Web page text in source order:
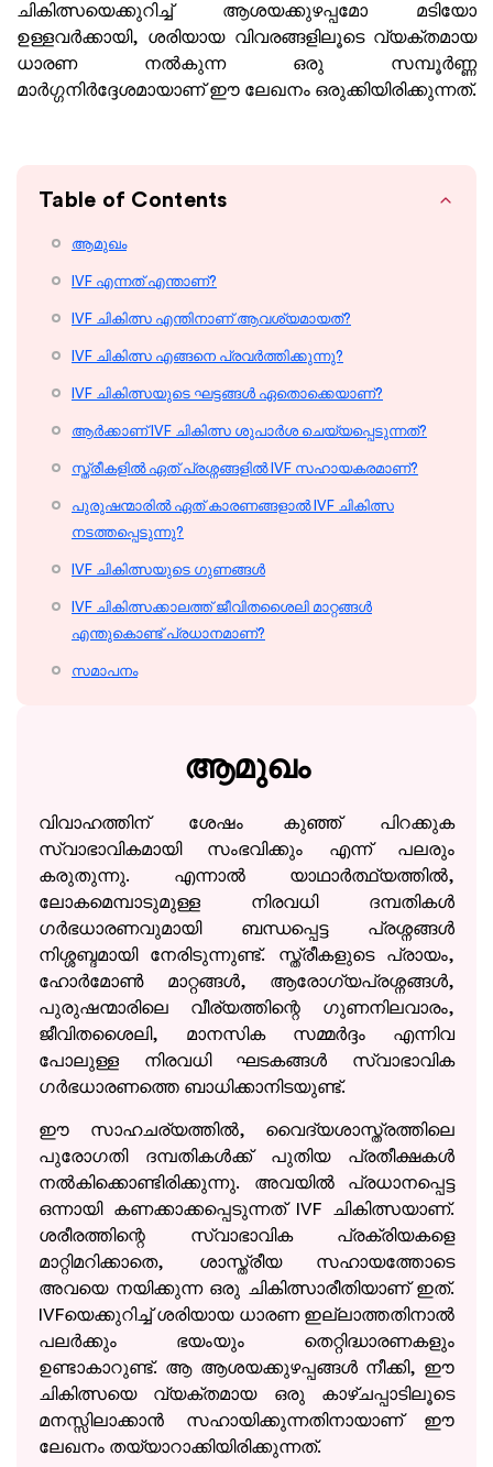
ചികിത്സയെക്കുറിച്ച് ആശയക്കുഴപ്പമോ മടിയോ
ഉള്ളവർക്കായി, ശരിയായ വിവരങ്ങളിലൂടെ വ്യക്തമായ
ധാരണ നൽകുന്ന ഒരു സമ്പൂർണ്ണ
മാർഗ്ഗനിർദ്ദേശമായാണ് ഈ ലേഖനം ഒരുക്കിയിരിക്കുന്നത്.
Table of Contents
ആമുഖം
IVF എന്നത് എന്താണ്?
IVF ചികിത്സ എന്തിനാണ് ആവശ്യമായത്?
IVF ചികിത്സ എങ്ങനെ പ്രവർത്തിക്കുന്നു?
IVF ചികിത്സയുടെ ഘട്ടങ്ങൾ ഏതൊക്കെയാണ്?
ആർക്കാണ് IVF ചികിത്സ ശുപാർശ ചെയ്യപ്പെടുന്നത്?
സ്ത്രീകളിൽ ഏത് പ്രശ്നങ്ങളിൽ IVF സഹായകരമാണ്?
പുരുഷന്മാരിൽ ഏത് കാരണങ്ങളാൽ IVF ചികിത്സ
നടത്തപ്പെടുന്നു?
IVF ചികിത്സയുടെ ഗുണങ്ങൾ
IVF ചികിത്സക്കാലത്ത് ജീവിതശൈലി മാറ്റങ്ങൾ
എന്തുകൊണ്ട് പ്രധാനമാണ്?
സമാപനം
ആമുഖം
വിവാഹത്തിന് ശേഷം കുഞ്ഞ് പിറക്കുക
സ്വാഭാവികമായി സംഭവിക്കും എന്ന് പലരും
കരുതുന്നു. എന്നാൽ യാഥാർത്ഥ്യത്തിൽ,
ലോകമെമ്പാടുമുള്ള നിരവധി ദമ്പതികൾ
ഗർഭധാരണവുമായി ബന്ധപ്പെട്ട പ്രശ്നങ്ങൾ
നിശ്ശബ്ദമായി നേരിടുന്നുണ്ട്. സ്ത്രീകളുടെ പ്രായം,
ഹോർമോൺ മാറ്റങ്ങൾ, ആരോഗ്യപ്രശ്നങ്ങൾ,
പുരുഷന്മാരിലെ വീര്യത്തിന്റെ ഗുണനിലവാരം,
ജീവിതശൈലി, മാനസിക സമ്മർദ്ദം എന്നിവ
പോലുള്ള നിരവധി ഘടകങ്ങൾ സ്വാഭാവിക
ഗർഭധാരണത്തെ ബാധിക്കാനിടയുണ്ട്.
ഈ സാഹചര്യത്തിൽ, വൈദ്യശാസ്ത്രത്തിലെ
പുരോഗതി ദമ്പതികൾക്ക് പുതിയ പ്രതീക്ഷകൾ
നൽകിക്കൊണ്ടിരിക്കുന്നു. അവയിൽ പ്രധാനപ്പെട്ട
ഒന്നായി കണക്കാക്കപ്പെടുന്നത് IVF ചികിത്സയാണ്.
ശരീരത്തിന്റെ സ്വാഭാവിക പ്രക്രിയകളെ
മാറ്റിമറിക്കാതെ, ശാസ്ത്രീയ സഹായത്തോടെ
അവയെ നയിക്കുന്ന ഒരു ചികിത്സാരീതിയാണ് ഇത്.
IVFയെക്കുറിച്ച് ശരിയായ ധാരണ ഇല്ലാത്തതിനാൽ
പലർക്കും ഭയംയും തെറ്റിദ്ധാരണകളും
ഉണ്ടാകാറുണ്ട്. ആ ആശയക്കുഴപ്പങ്ങൾ നീക്കി, ഈ
ചികിത്സയെ വ്യക്തമായ ഒരു കാഴ്ചപ്പാടിലൂടെ
മനസ്സിലാക്കാൻ സഹായിക്കുന്നതിനായാണ് ഈ
ലേഖനം തയ്യാറാക്കിയിരിക്കുന്നത്.